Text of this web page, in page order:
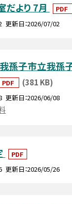
より 7月 PDF
更新日 2026/07/02
孫子市立我孫
PDF (381 KB)
更新日 2026/06/08
PDF
更新日 2026/05/26